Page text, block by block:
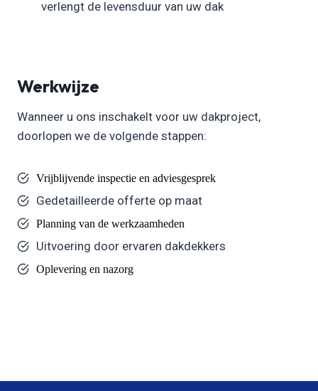
verlengt de levensduur van uw dak
Werkwijze
Wanneer u ons inschakelt voor uw dakproject,
doorlopen we de volgende stappen:
Vrijblijvende inspectie en adviesgesprek
Gedetailleerde offerte op maat
Planning van de werkzaamheden
Uitvoering door ervaren dakdekkers
Oplevering en nazorg